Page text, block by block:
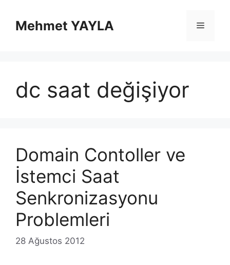
Mehmet YAYLA Menü
dc saat değişiyor
Domain Contoller ve
İstemci Saat
Senkronizasyonu
Problemleri
28 Ağustos 2012